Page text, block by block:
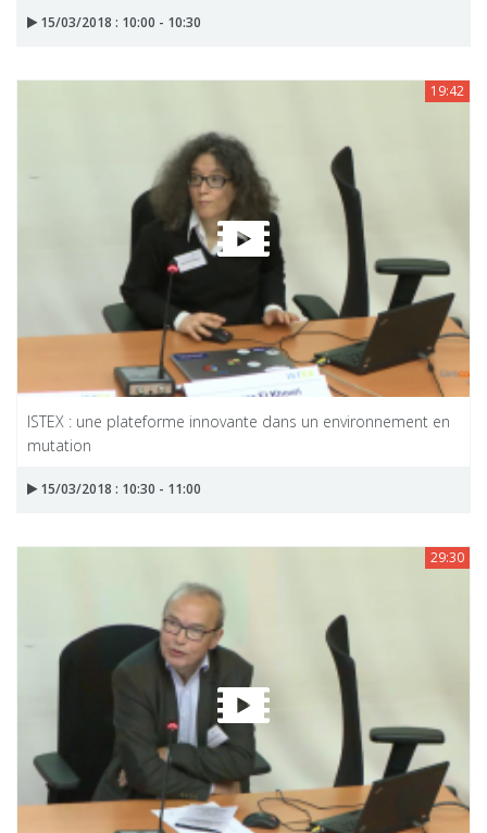
15/03/2018 : 10:00 - 10:30
19:42
ISTEX : une plateforme innovante dans un environnement en
mutation
15/03/2018 : 10:30 - 11:00
29:30